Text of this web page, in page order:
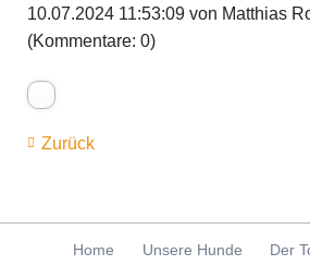
10.07.2024 11:53:09von Matthias
(Kommentare: 0)
Zurück
Navigation
Home Unsere Hunde Der